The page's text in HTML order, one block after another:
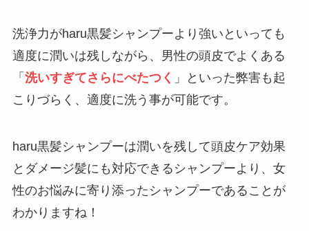
洗浄力がharu黒髪シャンプーより強いといっても
適度に潤いは残しながら、男性の頭皮でよくある
「 洗いすぎてさらにべたつく 」といった弊害も起
こりづらく、適度に洗う事が可能です。
haru黒髪シャンプーは潤いを残して頭皮ケア効果
とダメージ髪にも対応できるシャンプーより、女
性のお悩みに寄り添ったシャンプーであることが
わかりますね！